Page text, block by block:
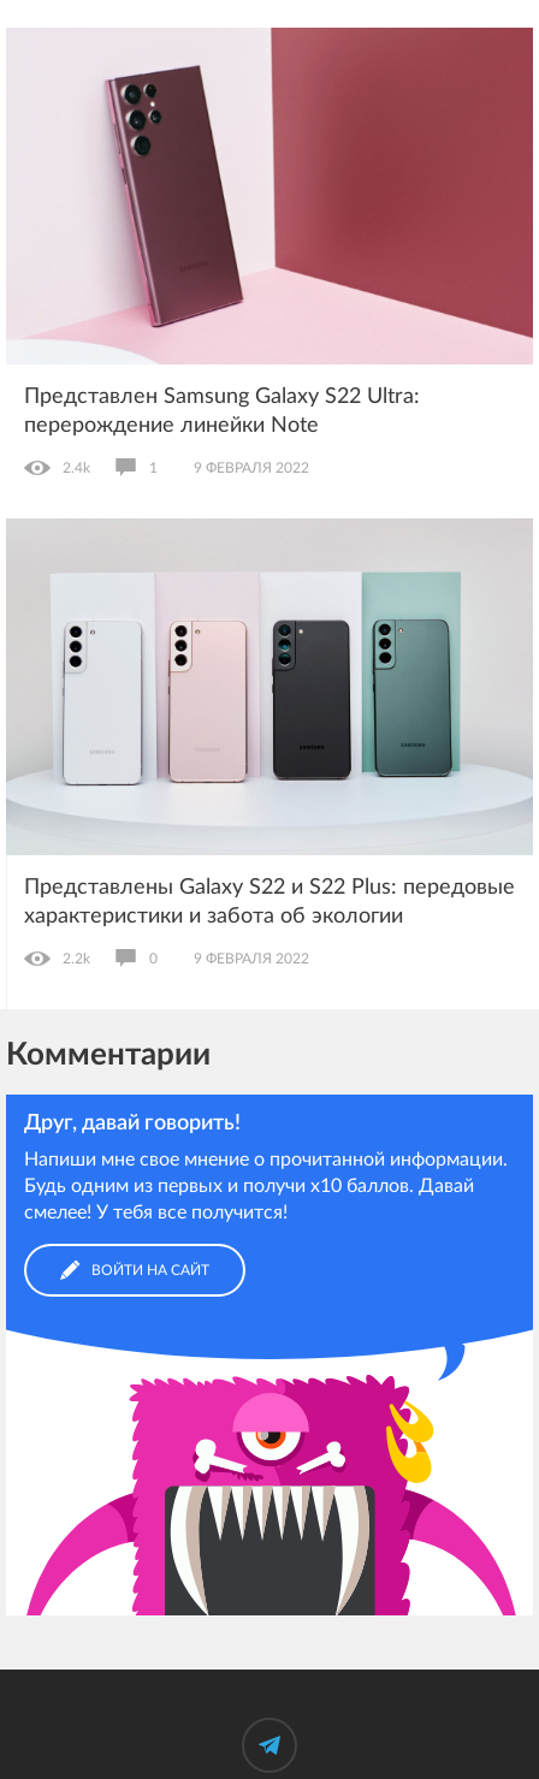
Представлен Samsung Galaxy S22 Ultra:
перерождение линейки Note
2.4k 1 9 ФЕВРАЛЯ 2022
Представлены Galaxy S22 и S22 Plus: передовые
характеристики и забота об экологии
2.2k 0 9 ФЕВРАЛЯ 2022
Комментарии
Друг, давай говорить!
Напиши мне свое мнение о прочитанной информации.
Будь одним из первых и получи х10 баллов. Давай
смелее! У тебя все получится!
ВОЙТИ НА САЙТ